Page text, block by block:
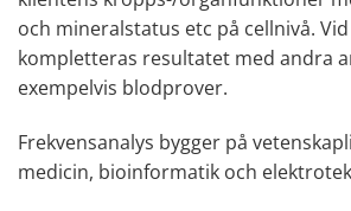
och mineralstatus etc på cellnivå.
kompletteras resultatet med andra
exempelvis blodprover.
Frekvensanalys bygger på
medicin, bioinformatik och